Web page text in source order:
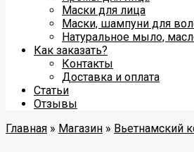
Маски для лица
Маски, шампуни для
Натуральное мыло,
Как заказать?
Контакты
Доставка и оплата
Статьи
Отзывы
Главная » Магазин » Вьетнамский